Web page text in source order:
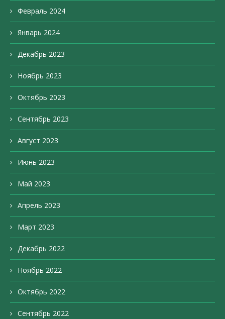
Февраль 2024
Январь 2024
Декабрь 2023
Ноябрь 2023
Октябрь 2023
Сентябрь 2023
Август 2023
Июнь 2023
Май 2023
Апрель 2023
Март 2023
Декабрь 2022
Ноябрь 2022
Октябрь 2022
Сентябрь 2022